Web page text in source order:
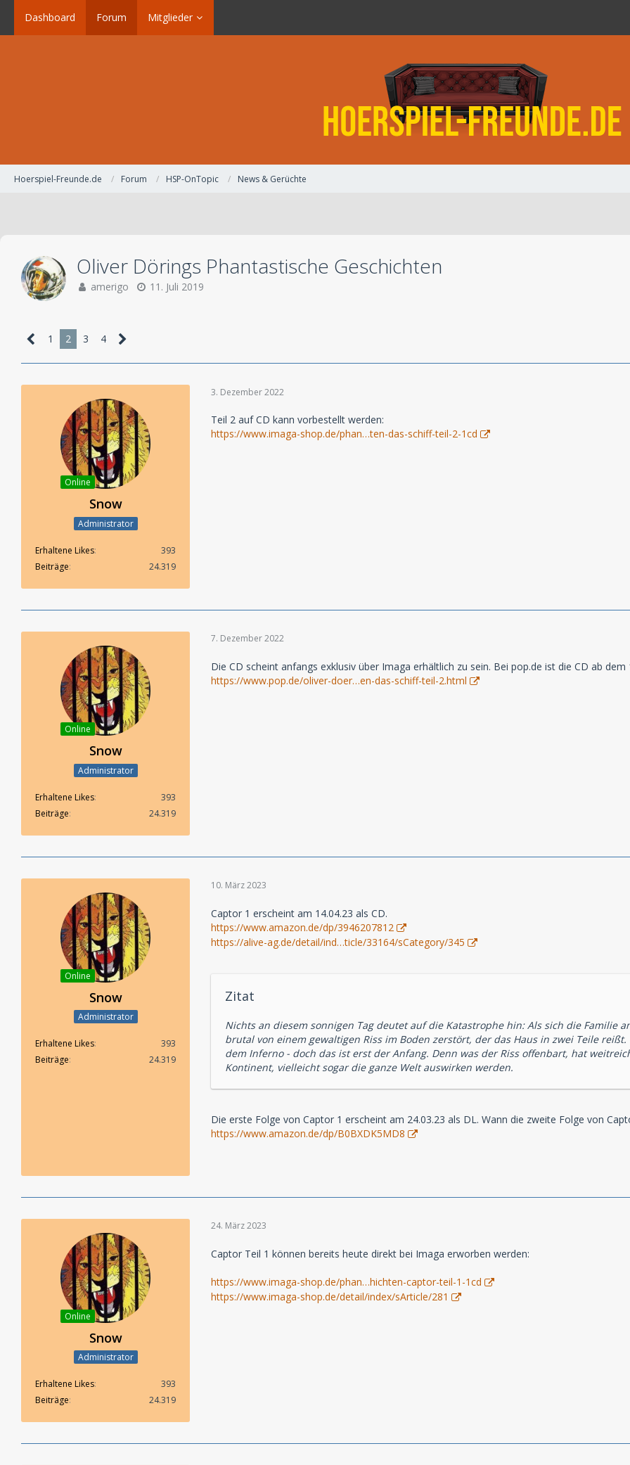
Dashboard Forum Mitglieder
Hoerspiel-Freunde.de Forum HSP-OnTopic News & Gerüchte
Oliver Dörings Phantastische Geschichten
amerigo 11. Juli 2019
1 2 3 4
Online
Snow
Administrator
Erhaltene Likes
393
Beiträge
24.319
3. Dezember 2022
Teil 2 auf CD kann vorbestellt werden:
https://www.imaga-shop.de/phan…ten-das-schiff-teil-2-1cd
Online
Snow
Administrator
Erhaltene Likes
393
Beiträge
24.319
7. Dezember 2022
Die CD scheint anfangs exklusiv über Imaga erhältlich zu sein. Bei pop.de ist die CD ab dem
https://www.pop.de/oliver-doer…en-das-schiff-teil-2.html
Online
Snow
Administrator
Erhaltene Likes
393
Beiträge
24.319
10. März 2023
Captor 1 erscheint am 14.04.23 als CD.
https://www.amazon.de/dp/3946207812
https://alive-ag.de/detail/ind…ticle/33164/sCategory/345
Zitat
Nichts an diesem sonnigen Tag deutet auf die Katastrophe hin: Als sich die Familie
brutal von einem gewaltigen Riss im Boden zerstört, der das Haus in zwei Teile
dem Inferno - doch das ist erst der Anfang. Denn was der Riss offenbart, hat
Kontinent, vielleicht sogar die ganze Welt auswirken werden.
Die erste Folge von Captor 1 erscheint am 24.03.23 als DL. Wann die zweite Folge von
https://www.amazon.de/dp/B0BXDK5MD8
Online
Snow
Administrator
Erhaltene Likes
393
Beiträge
24.319
24. März 2023
Captor Teil 1 können bereits heute direkt bei Imaga erworben werden:
https://www.imaga-shop.de/phan…hichten-captor-teil-1-1cd
https://www.imaga-shop.de/detail/index/sArticle/281